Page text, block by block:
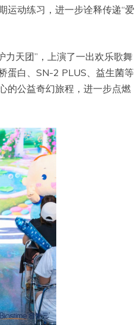
运动练习，进一步诠释传递“爱
力天团”，上演了一出欢乐歌舞
蛋白、SN-2 PLUS、益生菌等
的公益奇幻旅程，进一步点燃